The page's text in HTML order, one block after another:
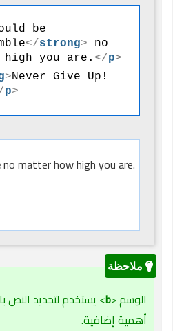
</strong> no
high you are. </p>
>Never Give Up!
p>
no matter how high you are.
الوسم <b> يستخدم لتحديد
أهمية إضافية.